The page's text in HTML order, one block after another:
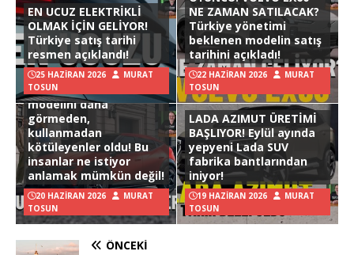
EN UCUZ ELEKTRİKLİ
OLMAK İÇİN GELİYOR!
Türkiye satış tarihi
resmen açıklandı!
25 HAZIRAN 2026
MURAT
TOSUN
NE ZAMAN SATILACAK?
Türkiye yönetimi
beklenen modelin satış
tarihini açıkladı!
22 HAZIRAN 2026
MURAT
TOSUN
Hyundai Ioniq 3
modelini daha
görmeden,
kullanmadan
kötüleyenler oldu! Bu
insanlar ne istiyor
anlamak mümkün değil!
20 HAZIRAN 2026
MURAT
TOSUN
LADA AZIMUT ÜRETİMİ
BAŞLIYOR! Eylül ayında
yepyeni Lada SUV
fabrika bantlarından
iniyor!
19 HAZIRAN 2026
MURAT
TOSUN
ÖNCEKI